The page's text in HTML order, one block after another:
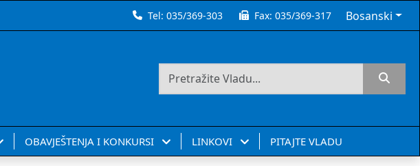
Tel:035/369-303 Fax:035/369-317 Bosanski
OBAVJEŠTENJA I KONKURSI LINKOVI PITAJTE VLADU